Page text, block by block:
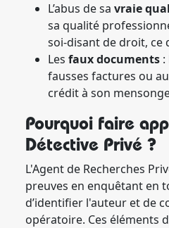
L’abus de sa vraie
sa qualité
soi-disant de droit, ce
Les faux documents :
fausses factures ou
crédit à son
Pourquoi faire
Détective Privé ?
L'Agent de Recherches
preuves en enquêtant en
d’identifier l'auteur et de
opératoire. Ces éléments